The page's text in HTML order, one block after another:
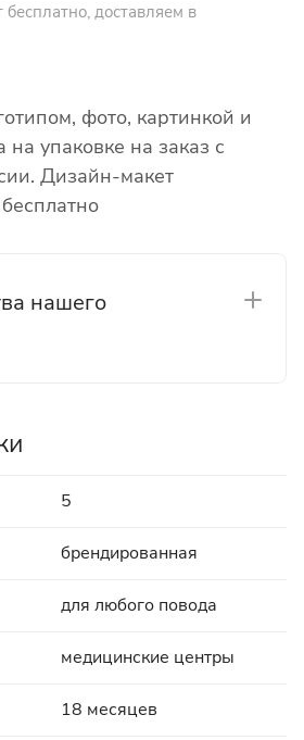
доставляем в
фото, картинкой и
на упаковке на заказ с
Дизайн-макет
нашего
5
брендированная
для любого повода
медицинские центры
18 месяцев